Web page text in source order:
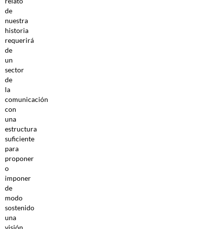
de
nuestra
historia
requerirá
de
un
sector
de
la
comunicación
con
una
estructura
suficiente
para
proponer
o
imponer
de
modo
sostenido
una
visión